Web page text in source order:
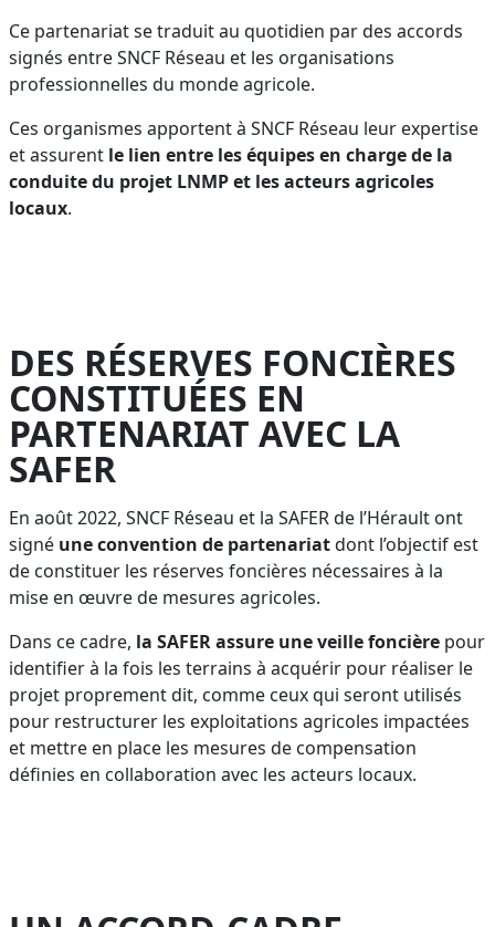
Ce partenariat se traduit au quotidien par des accords
signés entre SNCF Réseau et les organisations
professionnelles du monde agricole.
Ces organismes apportent à SNCF Réseau leur expertise
et assurent le lien entre les équipes en charge de la
conduite du projet LNMP et les acteurs agricoles
locaux.
DES RÉSERVES FONCIÈRES
CONSTITUÉES EN
PARTENARIAT AVEC LA
SAFER
En août 2022, SNCF Réseau et la SAFER de l’Hérault ont
signé une convention de partenariatdont l’objectif est
de constituer les réserves foncières nécessaires à la
mise en œuvre de mesures agricoles.
Dans ce cadre, la SAFER assure une veille foncière pour
identifier à la fois les terrains à acquérir pour réaliser le
projet proprement dit, comme ceux qui seront utilisés
pour restructurer les exploitations agricoles impactées
et mettre en place les mesures de compensation
définies en collaboration avec les acteurs locaux.